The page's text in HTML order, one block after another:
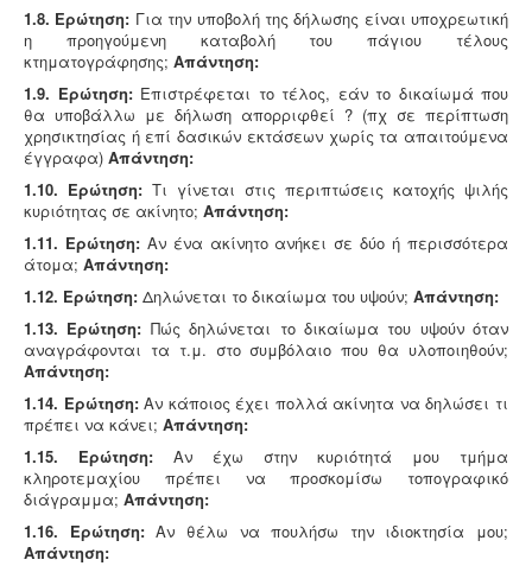
1.8. Ερώτηση: Για την υποβολή της δήλωσης είναι υποχρεωτική
η προηγούμενη καταβολή του πάγιου τέλους
κτηματογράφησης; Απάντηση:
1.9. Ερώτηση:Επιστρέφεται το τέλος, εάν το δικαίωμά που
θα υποβάλλω με δήλωση απορριφθεί ? (πχ σε περίπτωση
χρησικτησίας ή επί δασικών εκτάσεων χωρίς τα απαιτούμενα
έγγραφα) Απάντηση:
1.10. Ερώτηση: Τι γίνεται στις περιπτώσεις κατοχής ψιλής
κυριότητας σε ακίνητο; Απάντηση:
1.11. Ερώτηση:Αν ένα ακίνητο ανήκει σε δύο ή περισσότερα
άτομα; Απάντηση:
1.12. Ερώτηση: Δηλώνεται το δικαίωμα του υψούν; Απάντηση:
1.13. Ερώτηση: Πώς δηλώνεται το δικαίωμα του υψούν όταν
αναγράφονται τα τ.μ. στο συμβόλαιο που θα υλοποιηθούν;
Απάντηση:
1.14. Ερώτηση:Αν κάποιος έχει πολλά ακίνητα να δηλώσει τι
πρέπει να κάνει; Απάντηση:
1.15. Ερώτηση: Αν έχω στην κυριότητά μου τμήμα
κληροτεμαχίου πρέπει να προσκομίσω τοπογραφικό
διάγραμμα; Απάντηση:
1.16. Ερώτηση:Αν θέλω να πουλήσω την ιδιοκτησία μου;
Απάντηση: